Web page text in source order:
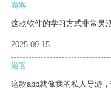
游客
这款软件的学习方式非常灵
2025-09-15
游客
这款app就像我的私人导游